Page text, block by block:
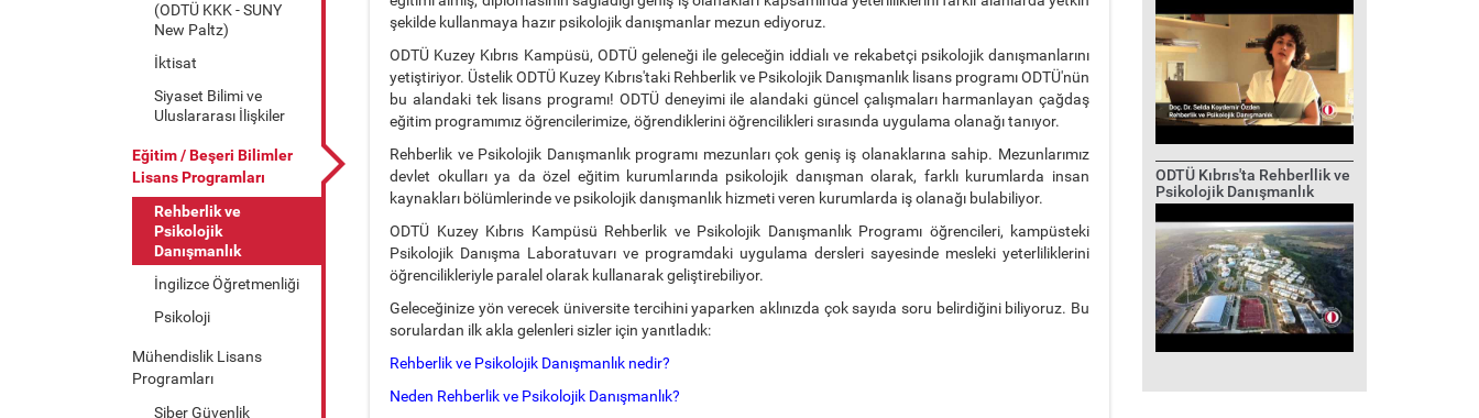
(ODTÜ KKK - SUNY
New Paltz)
İktisat
Siyaset Bilimi ve
Uluslararası İlişkiler
Eğitim / Beşeri Bilimler
Lisans Programları
Rehberlik ve
Psikolojik
Danışmanlık
İngilizce Öğretmenliği
Psikoloji
Mühendislik Lisans
Programları
Siber Güvenlik
şekilde kullanmaya hazır psikolojik danışmanlar mezun ediyoruz.
ODTÜ Kuzey Kıbrıs Kampüsü, ODTÜ geleneği ile geleceğin iddialı ve rekabetçi psikolojik danışmanlarını
yetiştiriyor. Üstelik ODTÜ Kuzey Kıbrıs'taki Rehberlik ve Psikolojik Danışmanlık lisans programı ODTÜ'nün
bu alandaki tek lisans programı! ODTÜ deneyimi ile alandaki güncel çalışmaları harmanlayan çağdaş
eğitim programımız öğrencilerimize, öğrendiklerini öğrencilikleri sırasında uygulama olanağı tanıyor.
Rehberlik ve Psikolojik Danışmanlık programı mezunları çok geniş iş olanaklarına sahip. Mezunlarımız
devlet okulları ya da özel eğitim kurumlarında psikolojik danışman olarak, farklı kurumlarda insan
kaynakları bölümlerinde ve psikolojik danışmanlık hizmeti veren kurumlarda iş olanağı bulabiliyor.
ODTÜ Kuzey Kıbrıs Kampüsü Rehberlik ve Psikolojik Danışmanlık Programı öğrencileri, kampüsteki
Psikolojik Danışma Laboratuvarı ve programdaki uygulama dersleri sayesinde mesleki yeterliliklerini
öğrencilikleriyle paralel olarak kullanarak geliştirebiliyor.
Geleceğinize yön verecek üniversite tercihini yaparken aklınızda çok sayıda soru belirdiğini biliyoruz. Bu
sorulardan ilk akla gelenleri sizler için yanıtladık:
Rehberlik ve Psikolojik Danışmanlık nedir?
Neden Rehberlik ve Psikolojik Danışmanlık?
ODTÜ Kıbrıs'ta Rehberllik ve
Psikolojik Danışmanlık